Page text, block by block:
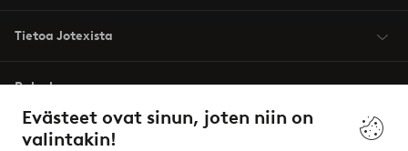
Evästeet ovat sinun, joten niin on
valintakin!
Tietoa Jotexista
Palvelumme
Ehdot